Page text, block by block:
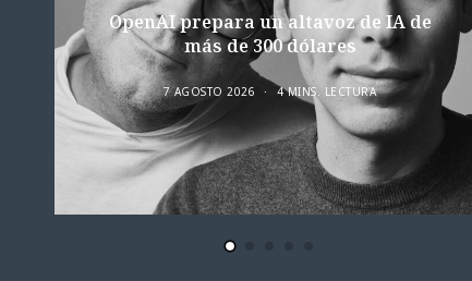
OpenAI prepara un altavoz de IA de
más de 300 dólares
7 AGOSTO 2026 4 MINS. LECTURA